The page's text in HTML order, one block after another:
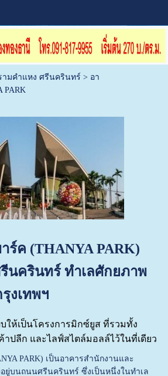
ามคำแหง ศรีนครินทร์ > อา
ค (THANYA PARK)
นครินทร์ ทำเลศักยภาพ
งเทพฯ
ห้เป็นโครงการมิกซ์ยูส ที่รวมทั้ง
ปลีก และไลฟ์สไตล์มอลล์ไว้ในที่เดียว
PARK) เป็นอาคารสำนักงานและ
ยู่บนถนนศรีนครินทร์ ซึ่งเป็นหนึ่งในทำเล